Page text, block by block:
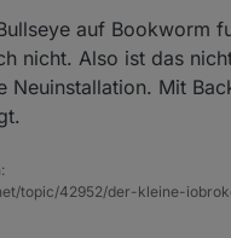
99M 6.0M
1.9G 1. 0G
js-controller
dir?
hostname:
Icon name: computer
System:
Kernel: Linux
32
auf Bookworm
nicht. Also ist das
Neuinstallation. Mit
topic/42952/der-kleine-